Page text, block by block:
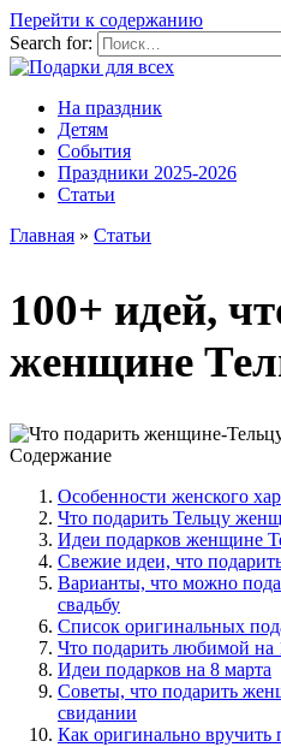
Перейти к содержанию
Search for:
На праздник
Детям
События
Праздники 2025-2026
Статьи
Главная » Статьи
100+ идей,
женщине
Содержание
Особенности женского
Что подарить Тельцу
Идеи подарков женщине
Свежие идеи, что
Варианты, что можно
свадьбу
Список оригинальных
Что подарить любимой на
Идеи подарков на 8 марта
Советы, что подарить
свидании
Как оригинально вручить